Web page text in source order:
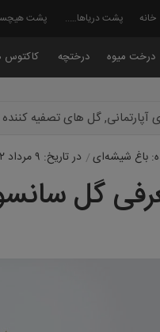
خانه پشت دریاها….. پشت
درخت میوه درختچه کاکتوس
,گل های تصفیه کننده
باغ شیشه‌ای در تاریخ: ۹ مرداد ۱۳۹۲
گل